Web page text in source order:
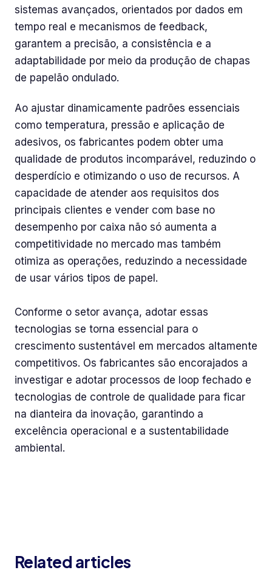
sistemas avançados, orientados por dados em
tempo real e mecanismos de feedback,
garantem a precisão, a consistência e a
adaptabilidade por meio da produção de chapas
de papelão ondulado.
Ao ajustar dinamicamente padrões essenciais
como temperatura, pressão e aplicação de
adesivos, os fabricantes podem obter uma
qualidade de produtos incomparável, reduzindo o
desperdício e otimizando o uso de recursos. A
capacidade de atender aos requisitos dos
principais clientes e vender com base no
desempenho por caixa não só aumenta a
competitividade no mercado mas também
otimiza as operações, reduzindo a necessidade
de usar vários tipos de papel.
Conforme o setor avança, adotar essas
tecnologias se torna essencial para o
crescimento sustentável em mercados altamente
competitivos. Os fabricantes são encorajados a
investigar e adotar processos de loop fechado e
tecnologias de controle de qualidade para ficar
na dianteira da inovação, garantindo a
excelência operacional e a sustentabilidade
ambiental.
Related articles